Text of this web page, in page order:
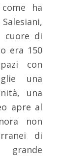
ha
cuore di
era 150
con
una
una
apre al
non
di
grande